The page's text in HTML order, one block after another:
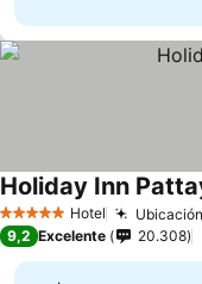
5 Estrellas Hotel
Holiday Inn
9,2 Excelente 20.308